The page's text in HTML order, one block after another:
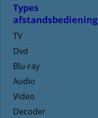
Types
afstandsbediening
TV
Dvd
Blu-ray
Audio
Video
Decoder